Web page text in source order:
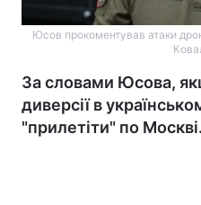
Юсов прокоментував атаки
За словами Юсова,
диверсії в
"прилетіти" по Москві.